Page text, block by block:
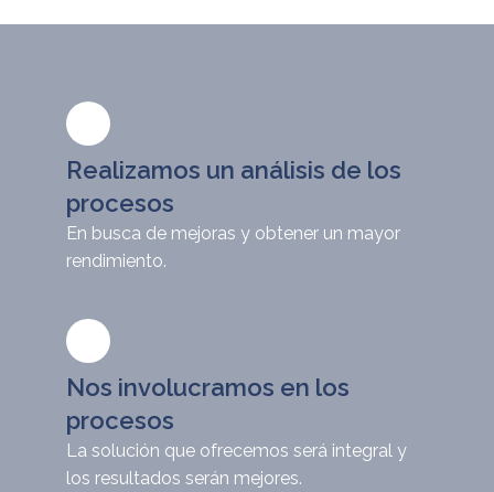
Realizamos un análisis de los
procesos
En busca de mejoras y obtener un mayor
rendimiento.
Nos involucramos en los
procesos
La solución que ofrecemos será integral y
los resultados serán mejores.